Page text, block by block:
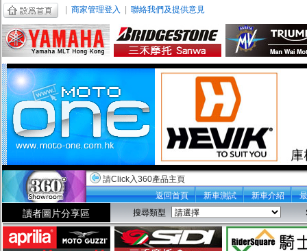
商家管理登入 聯絡我們及提供意見
請Click入360產品主頁
返回首頁
新車測試 新車介紹
讀者圖片分享區 搜尋類型